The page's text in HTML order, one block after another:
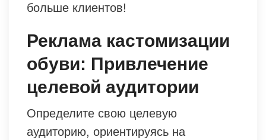
больше клиентов!
Реклама кастомизации
обуви: Привлечение
целевой аудитории
Определите свою целевую
аудиторию, ориентируясь на